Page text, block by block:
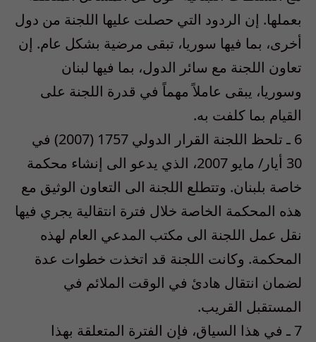
بعملها. إن الردود التي حصلت عليها اللجنة من دول
أخرى، بما فيها سوريا، تبقى مرضية بشكل عام. إن
تعاون اللجنة مع سائر الدول، بما فيها لبنان
وسوريا، يبقى عاملاً مهماً في قدرة اللجنة على
القيام بما كلفت به.
6 ـ تلحظ اللجنة القرار الدولي 1757 (2007) في
30 أيار/ مايو 2007، الذي يدعو الى إنشاء محكمة
خاصة بلبنان. وتتطلع اللجنة الى التعاون الوثيق مع
هذه المحكمة الخاصة خلال فترة انتقالية يجري فيها
نقل عمل اللجنة الى مكتب المدعي العام لهذه
المحكمة. وكانت اللجنة قد اتخذت خطوات عدة
لضمان انتقال هادئ في الوقت الملائم في
المستقبل القريب.
7 ـ في هذا السياق، فإن الفترة المتعلقة بهذا